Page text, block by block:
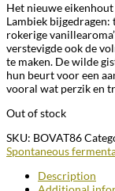
Het nieuwe eikenhout
Lambiek bijgedragen:
rokerige
verstevigde ook de
te maken. De wilde
hun beurt voor een
vooral wat perzik en
Out of stock
SKU: BOVAT86
Spontaneous
Description